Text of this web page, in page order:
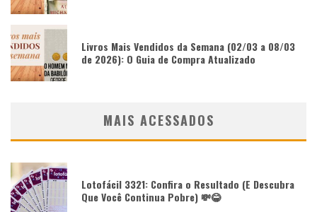
Livros Mais Vendidos da Semana (02/03 a 08/03
de 2026): O Guia de Compra Atualizado
MAIS ACESSADOS
Lotofácil 3321: Confira o Resultado (E Descubra
Que Você Continua Pobre) 💸😂